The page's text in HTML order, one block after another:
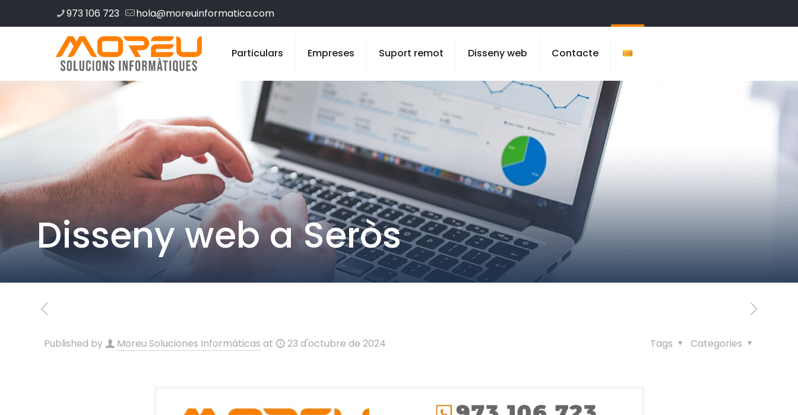
973 106 723 hola@moreuinformatica.com
Particulars Empreses Suport remot Disseny web Contacte
Disseny web a Seròs
Published by Moreu Soluciones Informáticas at 23 d'octubre de 2024 Categories
Tags